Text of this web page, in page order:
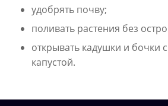
удобрять почву;
поливать растения без
открывать кадушки и бочки
капустой.